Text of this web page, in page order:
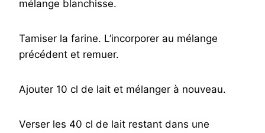
mélange blanchisse.
Tamiser la farine. L’incorporer au mélange
précédent et remuer.
Ajouter 10 cl de lait et mélanger à nouveau.
Verser les 40 cl de lait restant dans une